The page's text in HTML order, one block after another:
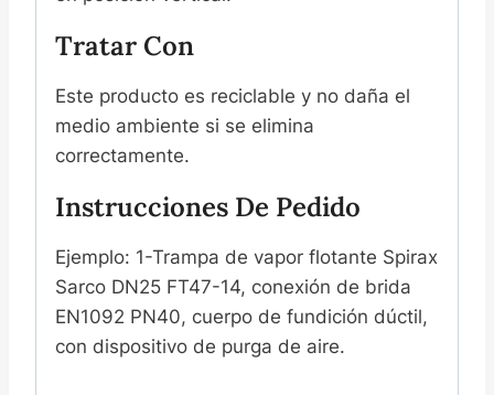
Tratar Con
Este producto es reciclable y no daña el
medio ambiente si se elimina
correctamente.
Instrucciones De Pedido
Ejemplo: 1-Trampa de vapor flotante Spirax
Sarco DN25 FT47-14, conexión de brida
EN1092 PN40, cuerpo de fundición dúctil,
con dispositivo de purga de aire.